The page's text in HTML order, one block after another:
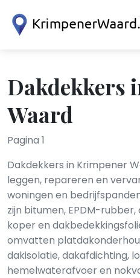
Dakdekkers
Waard
Pagina 1
Dakdekkers in Krimpener
leggen, repareren en
woningen en
zijn bitumen, EPDM-rubber,
koper en
omvatten
dakisolatie, dakafdichting,
hemelwaterafvoer en